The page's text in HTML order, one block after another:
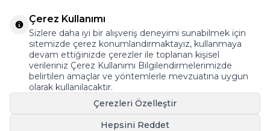
©2026 Tüm Hakkı Saklıdır.
ayakkabıonline.com
Çerez Kullanımı
Sizlere daha iyi bir alışveriş deneyimi sunabilmek için
sitemizde çerez konumlandırmaktayız, kullanmaya
devam ettiğinizde çerezler ile toplanan kişisel
verileriniz Çerez Kullanımı Bilgilendirmelerimizde
belirtilen amaçlar ve yöntemlerle mevzuatına uygun
olarak kullanılacaktır.
Çerezleri Özelleştir
Hepsini Reddet